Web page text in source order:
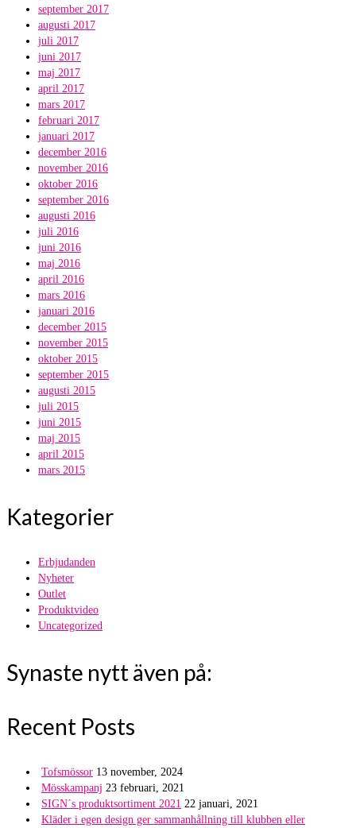
september 2017
augusti 2017
juli 2017
juni 2017
maj 2017
april 2017
mars 2017
februari 2017
januari 2017
december 2016
november 2016
oktober 2016
september 2016
augusti 2016
juli 2016
juni 2016
maj 2016
april 2016
mars 2016
januari 2016
december 2015
november 2015
oktober 2015
september 2015
augusti 2015
juli 2015
juni 2015
maj 2015
april 2015
mars 2015
Kategorier
Erbjudanden
Nyheter
Outlet
Produktvideo
Uncategorized
Synaste nytt även på:
Recent Posts
Tofsmössor 13 november, 2024
Mösskampanj 23 februari, 2021
SIGN´s produktsortiment 2021 22 januari, 2021
Kläder i egen design ger sammanhållning till klubben eller